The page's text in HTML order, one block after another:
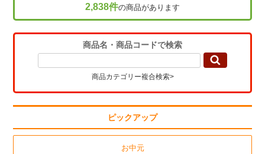
2,838件の商品があります
商品名・商品コードで検索
商品カテゴリー複合検索>
ピックアップ
お中元